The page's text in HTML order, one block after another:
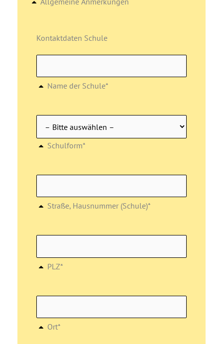
Kontaktdaten Schule
Name der Schule*
Schulform*
Straße, Hausnummer (Schule)*
PLZ*
Ort*